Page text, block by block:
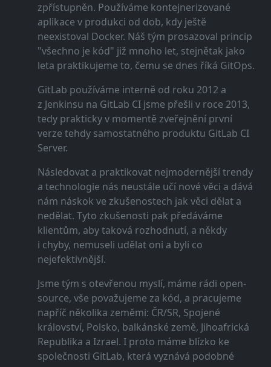
zpřístupněn. Používáme kontejnerizované
aplikace v produkci od dob, kdy ještě
neexistoval Docker. Náš tým prosazoval princip
"všechno je kód" již mnoho let, stejnětak jako
leta praktikujeme to, čemu se dnes říká GitOps.
GitLab používáme interně od roku 2012 a
z Jenkinsu na GitLab CI jsme přešli v roce 2013,
tedy prakticky v momentě zveřejnění první
verze tehdy samostatného produktu GitLab CI
Server.
Následovat a praktikovat nejmodernější trendy
a technologie nás neustále učí nové věci a dává
nám náskok ve zkušenostech jak věci dělat a
nedělat. Tyto zkušenosti pak předáváme
klientům, aby taková rozhodnutí, a někdy
i chyby, nemuseli udělat oni a byli co
nejefektivnější.
Jsme tým s otevřenou myslí, máme rádi open-
source, vše považujeme za kód, a pracujeme
napříč několika zeměmi: ČR/SR, Spojené
království, Polsko, balkánské země, Jihoafrická
Republika a Izrael. I proto máme blízko ke
společnosti GitLab, která vyznává podobné